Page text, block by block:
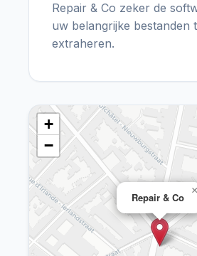
Repair & Co zeker de
uw belangrijke bestanden
extraheren.
Repair & Co
×
+
−